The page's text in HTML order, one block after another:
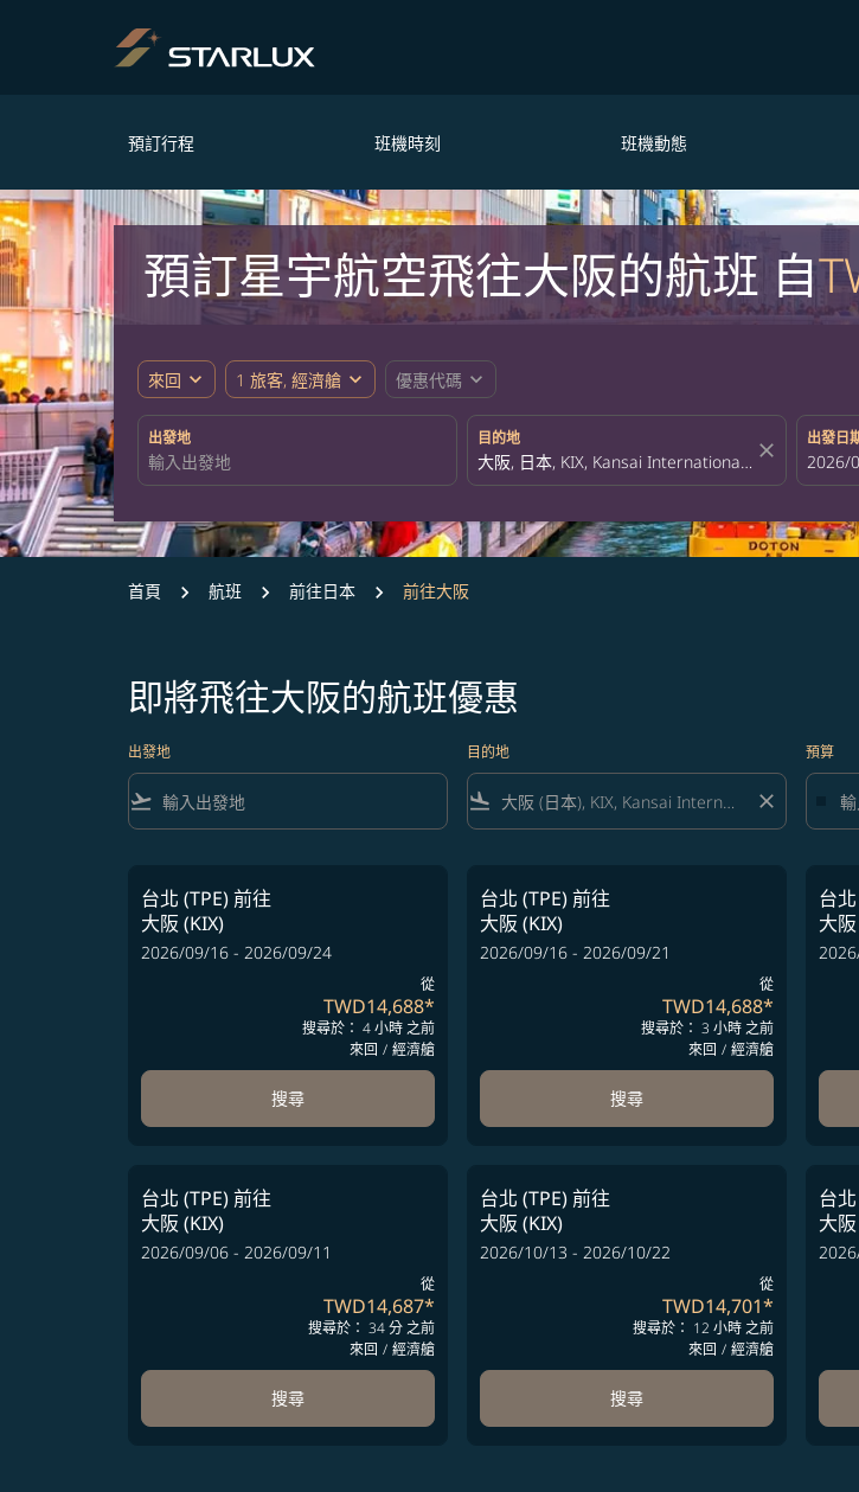
預訂行程 班機時刻 班機動態
預訂星宇航空飛往大阪的航班 自
來回 expand_more 1 旅客, 經濟艙 expand_more 優惠代碼 expand_more
出發地 目的地
close
出發日
fc-
2026/
首頁 航班 前往日本 前往大阪
即將飛往大阪的航班優惠
出發地
flight_takeoff
目的地
flight_land close
預算
台北 (TPE)前往
大阪 (KIX)
2026/09/16 - 2026/09/24
從
TWD14,688*
搜尋於： 4 小時 之前
來回 / 經濟艙
搜尋
台北 (TPE)前往
大阪 (KIX)
2026/09/16 - 2026/09/21
從
TWD14,688*
搜尋於： 3 小時 之前
來回 / 經濟艙
搜尋
台
大
台北 (TPE)前往
大阪 (KIX)
2026/09/06 - 2026/09/11
從
TWD14,687*
搜尋於： 34 分 之前
來回 / 經濟艙
搜尋
台北 (TPE)前往
大阪 (KIX)
2026/10/13 - 2026/10/22
從
TWD14,701*
搜尋於： 12 小時 之前
來回 / 經濟艙
搜尋
台
大